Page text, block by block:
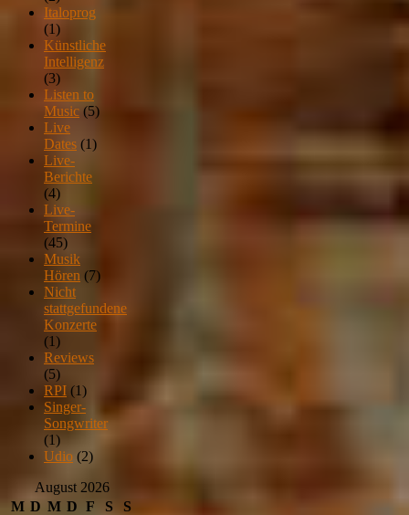
Italoprog
(1)
Künstliche
Intelligenz
(3)
Listen to
Music (5)
Live
Dates (1)
Live-
Berichte
(4)
Live-
Termine
(45)
Musik
Hören (7)
Nicht
stattgefundene
Konzerte
(1)
Reviews
(5)
RPI (1)
Singer-
Songwriter
(1)
Udio (2)
August 2026
M D M D F S
S